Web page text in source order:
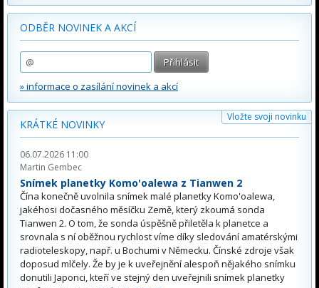
ODBĚR NOVINEK A AKCÍ
» informace o zasílání novinek a akcí
Vložte svoji novinku
KRÁTKÉ NOVINKY
06.07.2026 11:00
Martin Gembec
Snímek planetky Komo'oalewa z Tianwen 2
Čína konečně uvolnila snímek malé planetky Komo'oalewa,
jakéhosi dočasného měsíčku Země, který zkoumá sonda
Tianwen 2. O tom, že sonda úspěšně přiletěla k planetce a
srovnala s ní oběžnou rychlost víme díky sledování amatérskými
radioteleskopy, např. u Bochumi v Německu. Čínské zdroje však
doposud mlčely. Že by je k uveřejnění alespoň nějakého snímku
donutili Japonci, kteří ve stejný den uveřejnili snímek planetky